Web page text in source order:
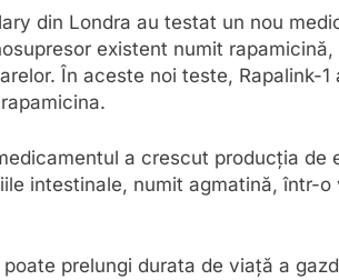
din Londra au testat un nou
existent numit
În aceste noi teste, Rapalink-1
a crescut producția de
intestinale, numit agmatină, într-o
prelungi durata de viață a